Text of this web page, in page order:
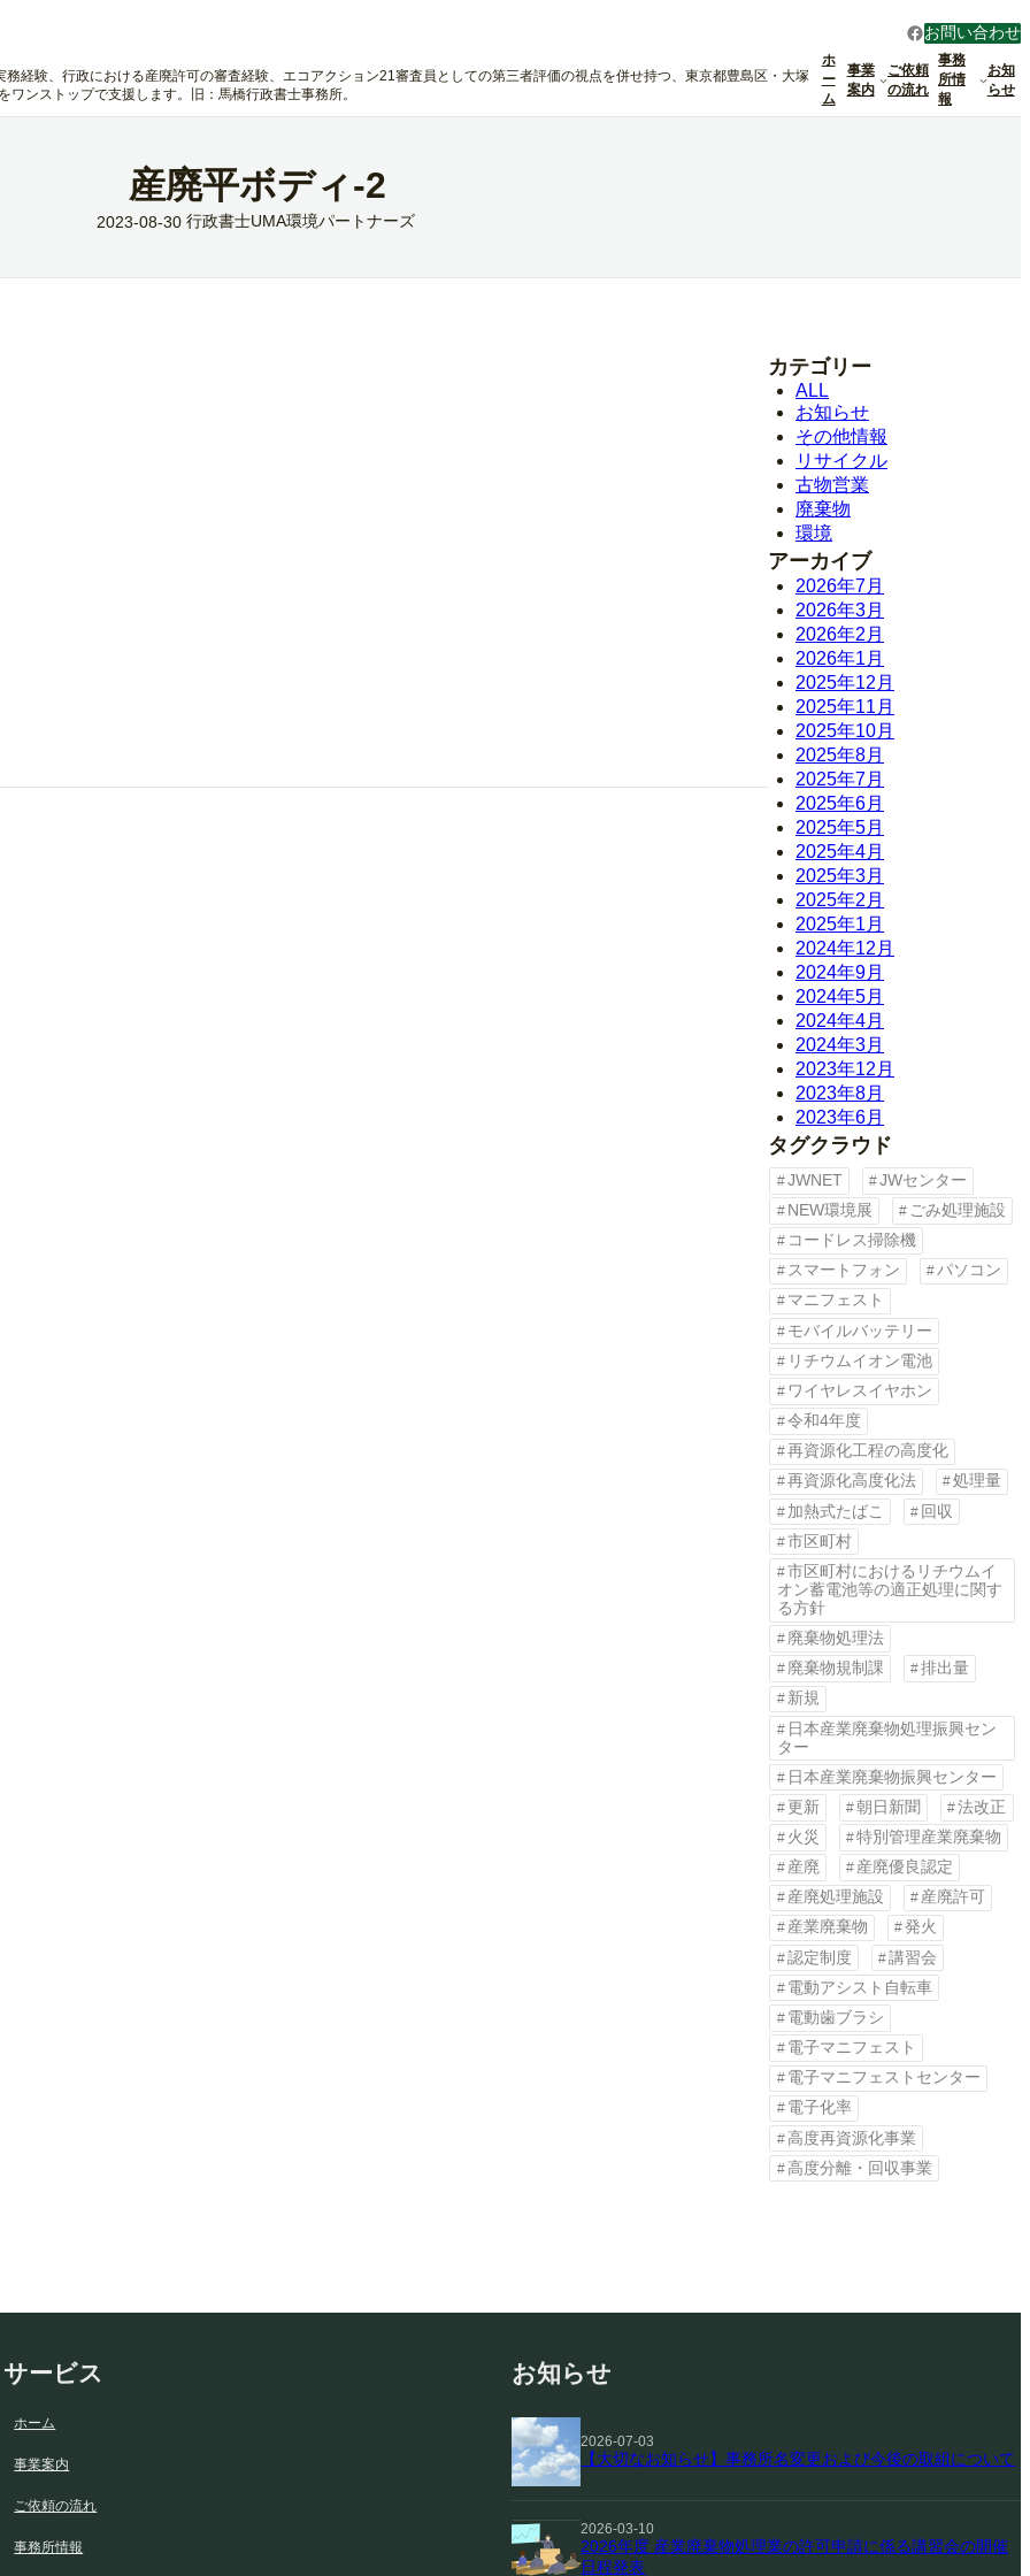
経験、行政における産廃許可の審査経験、エコアクション21審査員としての第三者評価の視点を併せ持つ、東京都豊島区・大塚
ンストップで支援します。旧：馬橋行政書士事務所。
Facebook
お問い合わせ
ホ
ー
ム
事業
案内
ご依頼
の流れ
事務
所情
報
お知
らせ
産廃平ボディ-2
2023-08-30 行政書士UMA環境パートナーズ
カテゴリー
ALL
お知らせ
その他情報
リサイクル
古物営業
廃棄物
環境
アーカイブ
2026年7月
2026年3月
2026年2月
2026年1月
2025年12月
2025年11月
2025年10月
2025年8月
2025年7月
2025年6月
2025年5月
2025年4月
2025年3月
2025年2月
2025年1月
2024年12月
2024年9月
2024年5月
2024年4月
2024年3月
2023年12月
2023年8月
2023年6月
タグクラウド
JWNET
JWセンター
NEW環境展
ごみ処理施設
コードレス掃除機
スマートフォン
パソコン
マニフェスト
モバイルバッテリー
リチウムイオン電池
ワイヤレスイヤホン
令和4年度
再資源化工程の高度化
再資源化高度化法
処理量
加熱式たばこ
回収
市区町村
市区町村におけるリチウムイ
オン蓄電池等の適正処理に関す
る方針
廃棄物処理法
廃棄物規制課
排出量
新規
日本産業廃棄物処理振興セン
ター
日本産業廃棄物振興センター
更新
朝日新聞
法改正
火災
特別管理産業廃棄物
産廃
産廃優良認定
産廃処理施設
産廃許可
産業廃棄物
発火
認定制度
講習会
電動アシスト自転車
電動歯ブラシ
電子マニフェスト
電子マニフェストセンター
電子化率
高度再資源化事業
高度分離・回収事業
サービス
ホーム
事業案内
ご依頼の流れ
事務所情報
お知らせ
2026-07-03
【大切なお知らせ】事務所名変更および今後の取組について
2026-03-10
2026年度 産業廃棄物処理業の許可申請に係る講習会の開催
日程発表